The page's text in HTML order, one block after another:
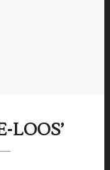
LOOS’